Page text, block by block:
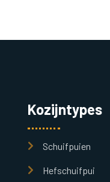
Kozijntypes
Schuifpuien
Hefschuifpui